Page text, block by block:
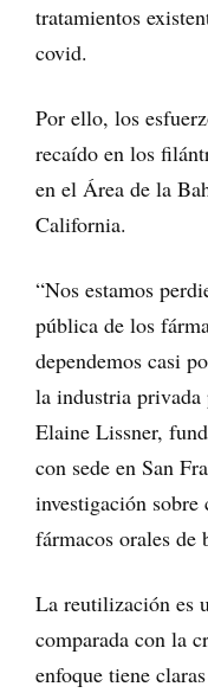
tratamientos
covid.
Por ello, los
recaído en los
en el Área de la
California.
“Nos estamos
pública de los
dependemos casi
la industria privada
Elaine Lissner,
con sede en San
investigación
fármacos orales de
La reutilización es
comparada con la
enfoque tiene